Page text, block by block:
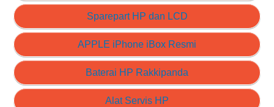
Sparepart HP dan LCD
APPLE iPhone iBox Resmi
Baterai HP Rakkipanda
Alat Servis HP